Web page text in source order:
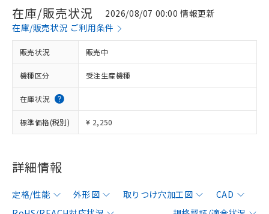
在庫/販売状況
2026/08/07 00:00 情報更新
在庫/販売状況 ご利用条件
販売状況 販売中
機種区分 受注生産機種
在庫状況
標準価格(税別) ¥ 2,250
詳細情報
定格/性能 外形図 取りつけ穴加工図
CAD